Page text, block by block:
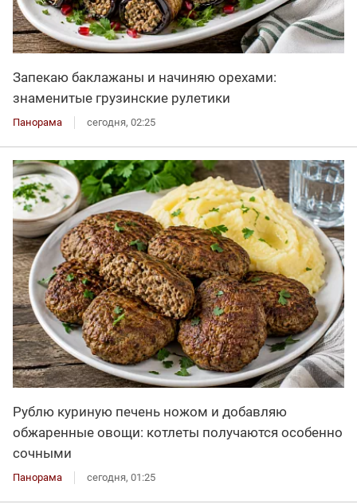
Запекаю баклажаны и начиняю орехами:
знаменитые грузинские рулетики
Панорама сегодня, 02:25
Рублю куриную печень ножом и добавляю
обжаренные овощи: котлеты получаются особенно
сочными
Панорама сегодня, 01:25